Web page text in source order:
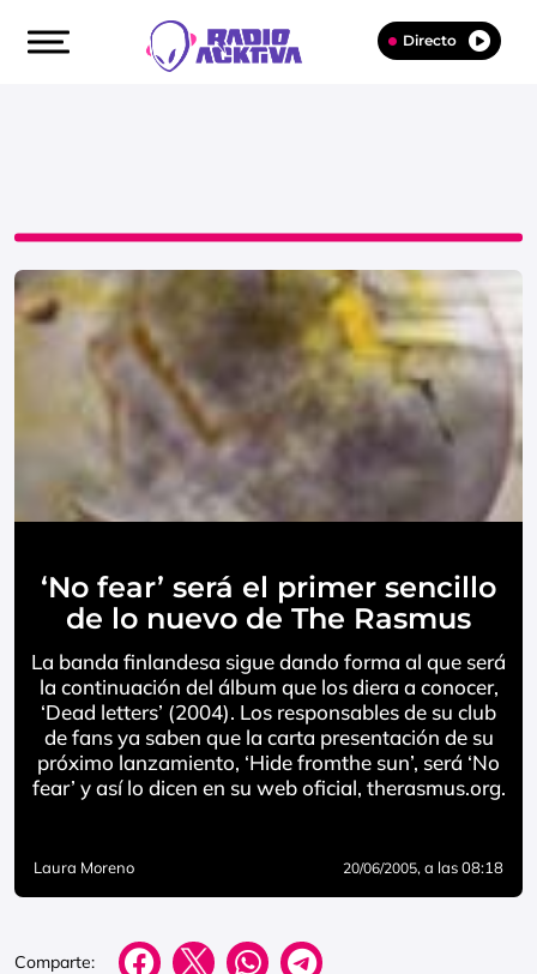
Directo
‘No fear’ será el primer sencillo
de lo nuevo de The Rasmus
La banda finlandesa sigue dando forma al que será
la continuación del álbum que los diera a conocer,
‘Dead letters’ (2004). Los responsables de su club
de fans ya saben que la carta presentación de su
próximo lanzamiento, ‘Hide fromthe sun’, será ‘No
fear’ y así lo dicen en su web oficial, therasmus.org.
Laura Moreno 20/06/2005, a las 08:18
Comparte: